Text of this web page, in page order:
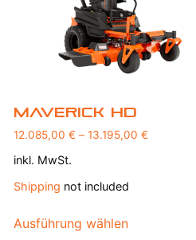
Maverick HD
12.085,00 € – 13.195,00 €
inkl. MwSt.
Shipping not included
Ausführung wählen